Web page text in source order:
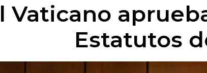
Vaticano
Estatutos